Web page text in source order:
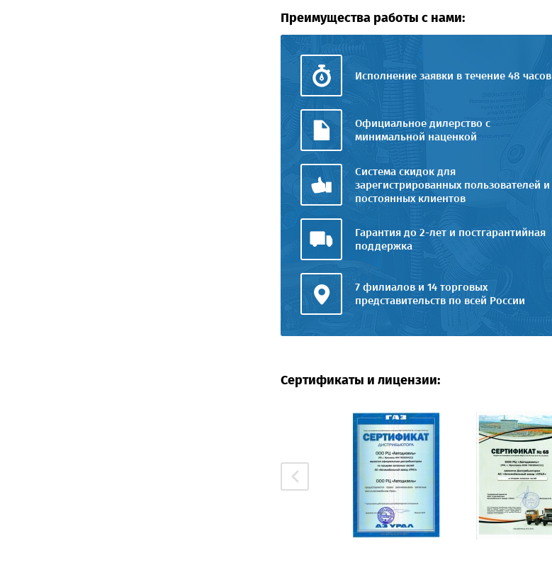
Преимущества работы с нами:
Исполнение заявки в течение 48 часов
Официальное дилерство с
минимальной наценкой
Система скидок для
зарегистрированных пользователей и
постоянных клиентов
Гарантия до 2-лет и постгарантийная
поддержка
7 филиалов и 14 торговых
представительств по всей России
Сертификаты и лицензии: